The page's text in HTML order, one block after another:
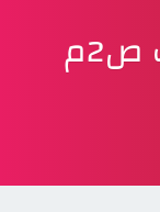
اختبار نهائي رياضيات ص2م